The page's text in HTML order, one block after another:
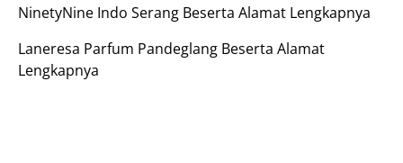
NinetyNine Indo Serang Beserta Alamat Lengkapnya
Laneresa Parfum Pandeglang Beserta Alamat
Lengkapnya